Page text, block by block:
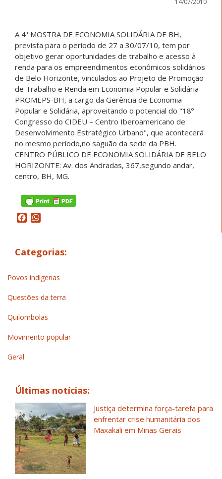
A 4ª MOSTRA DE ECONOMIA SOLIDÁRIA DE BH,
prevista para o período de 27 a 30/07/10, tem por
objetivo gerar oportunidades de trabalho e acesso à
renda para os empreendimentos econômicos solidários
de Belo Horizonte, vinculados ao Projeto de Promoção
de Trabalho e Renda em Economia Popular e Solidária –
PROMEPS-BH, a cargo da Gerência de Economia
Popular e Solidária, aproveitando o potencial do "18º
Congresso do CIDEU – Centro Iberoamericano de
Desenvolvimento Estratégico Urbano", que acontecerá
no mesmo período,no saguão da sede da PBH.
CENTRO PÚBLICO DE ECONOMIA SOLIDÁRIA DE BELO
HORIZONTE: Av. dos Andradas, 367,segundo andar,
centro, BH, MG.
Facebook
Categorias:
Povos indígenas
Questões da terra
Quilombolas
Movimento popular
Geral
Últimas notícias:
Justiça determina força-tarefa para
enfrentar crise humanitária dos
Maxakali em Minas Gerais